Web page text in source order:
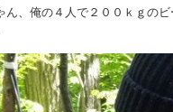
、俺の４人で２００ｋｇの